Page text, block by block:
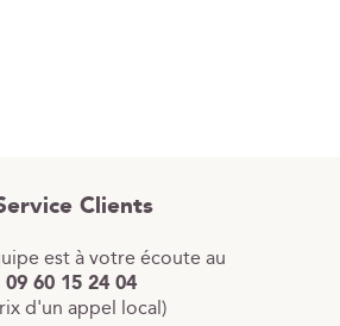
Clients
est à votre écoute au
09 60 15 24 04
d'un appel local)